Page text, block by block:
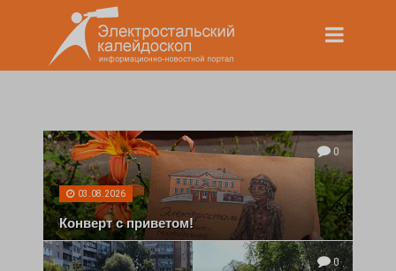
0
03.08.2026
Конверт с приветом!
0